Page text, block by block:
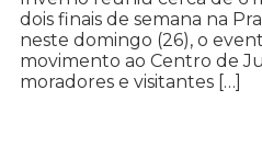
dois finais de semana na
neste domingo (26), o
movimento ao Centro de
moradores e visitantes […]